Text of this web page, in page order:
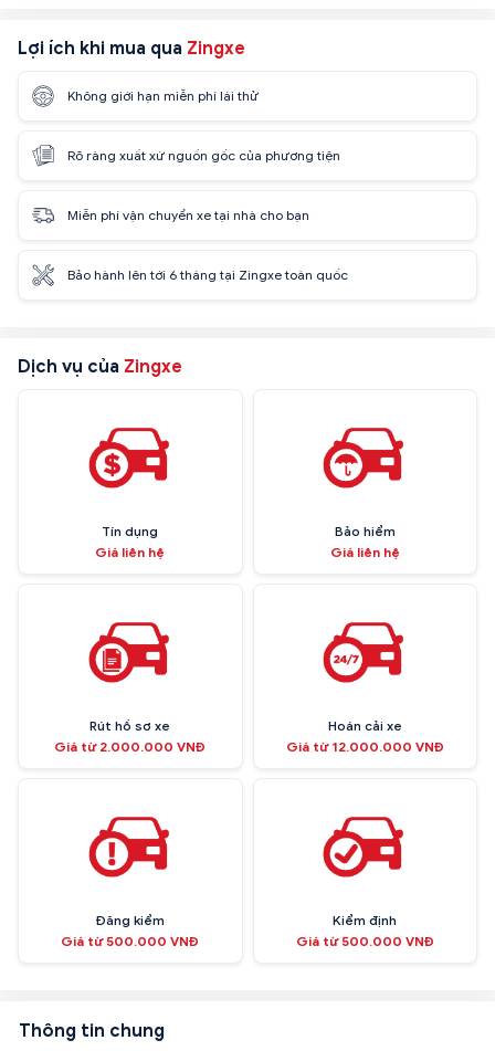
Lợi ích khi mua qua Zingxe
Không giới hạn miễn phí lái thử
Rõ ràng xuất xứ nguồn gốc của phương tiện
Miễn phí vận chuyển xe tại nhà cho bạn
Bảo hành lên tới 6 tháng tại Zingxe toàn quốc
Dịch vụ của Zingxe
Tín dụng
Giá liên hệ
Bảo hiểm
Giá liên hệ
Rút hồ sơ xe
Giá từ 2.000.000 VNĐ
Hoán cải xe
Giá từ 12.000.000 VNĐ
Đăng kiểm
Giá từ 500.000 VNĐ
Kiểm định
Giá từ 500.000 VNĐ
Thông tin chung